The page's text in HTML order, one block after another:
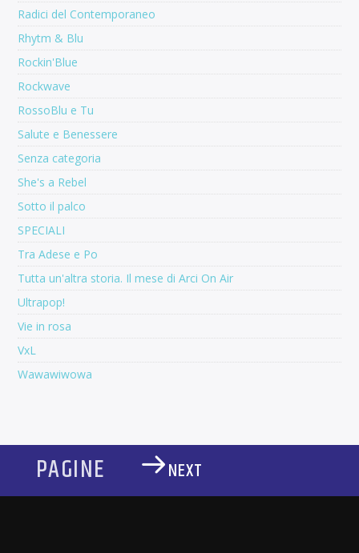
Radici del Contemporaneo
Rhytm & Blu
Rockin'Blue
Rockwave
RossoBlu e Tu
Salute e Benessere
Senza categoria
She's a Rebel
Sotto il palco
SPECIALI
Tra Adese e Po
Tutta un'altra storia. Il mese di Arci On Air
Ultrapop!
Vie in rosa
VxL
Wawawiwowa
PAGINE NEXT